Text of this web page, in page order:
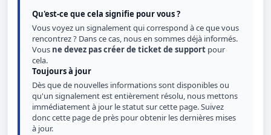
Qu'est-ce que cela signifie pour vous ?
Vous voyez un signalement qui correspond à ce que vous
rencontrez ? Dans ce cas, nous en sommes déjà informés.
Vous ne devez pas créer de ticket de support pour
cela.
Toujours à jour
Dès que de nouvelles informations sont disponibles ou
qu'un signalement est entièrement résolu, nous mettons
immédiatement à jour le statut sur cette page. Suivez
donc cette page de près pour obtenir les dernières mises
à jour.